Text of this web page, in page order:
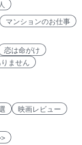
マンションのお仕事
恋は命がけ
ません
映画レビュー